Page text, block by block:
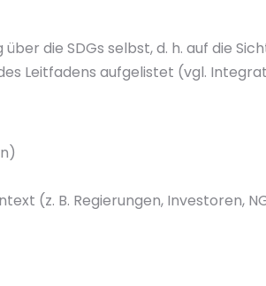
die SDGs selbst, d. h. auf die
Leitfadens aufgelistet (vgl.
(z. B. Regierungen, Investoren,